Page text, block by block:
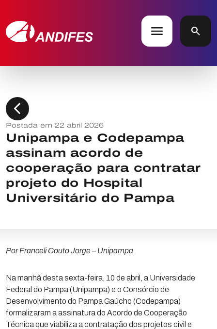
menu search
chevron_left
Postada em 22 abril 2026
Unipampa e Codepampa
assinam acordo de
cooperação para contratar
projeto do Hospital
Universitário do Pampa
Por Franceli Couto Jorge – Unipampa
Na manhã desta sexta-feira, 10 de abril, a Universidade
Federal do Pampa (Unipampa) e o Consórcio de
Desenvolvimento do Pampa Gaúcho (Codepampa)
formalizaram a assinatura do Acordo de Cooperação
Técnica que viabiliza a contratação dos projetos civil e